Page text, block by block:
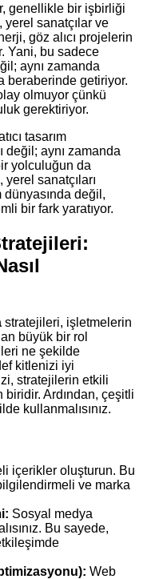
genellikle bir işbirliği
sanatçılar ve
göz alıcı projelerin
Yani, bu sadece
aynı zamanda
beraberinde getiriyor.
olmuyor çünkü
gerektiriyor.
tasarım
değil; aynı zamanda
yolculuğun da
yerel sanatçıları
dünyasında değil,
bir fark yaratıyor.
stratejileri, işletmelerin
büyük bir rol
ne şekilde
kitlenizi iyi
stratejilerin etkili
Ardından, çeşitli
kullanmalısınız.
içerikler oluşturun. Bu
ve marka
Sosyal medya
Bu sayede,
Web